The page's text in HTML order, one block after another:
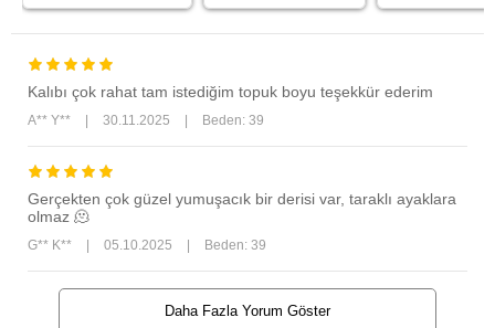
Kalıbı çok rahat tam istediğim topuk boyu teşekkür ederim
A** Y** | 30.11.2025 | Beden: 39
Gerçekten çok güzel yumuşacık bir derisi var, taraklı ayaklara
olmaz 🫠
G** K** | 05.10.2025 | Beden: 39
Daha Fazla Yorum Göster